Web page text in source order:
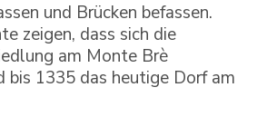
und Brücken befassen.
zeigen, dass sich die
am Monte Brè
bis 1335 das heutige Dorf am